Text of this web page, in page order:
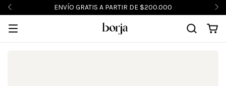
ENVÍO GRATIS A PARTIR DE $200.000